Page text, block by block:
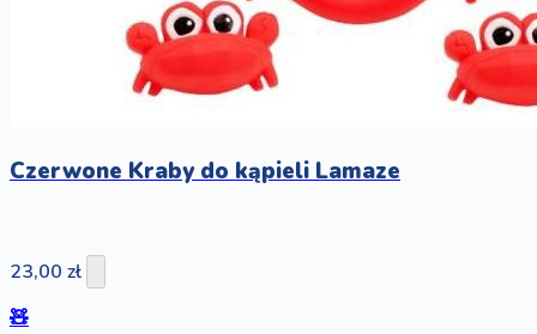
Czerwone Kraby do kąpieli Lamaze
23,00 zł
🧸